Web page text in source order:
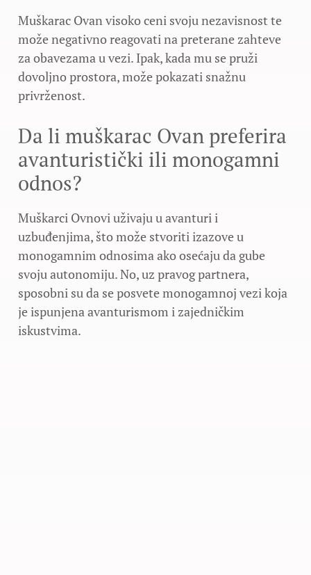
Muškarac Ovan visoko ceni svoju nezavisnost te
može negativno reagovati na preterane zahteve
za obavezama u vezi. Ipak, kada mu se pruži
dovoljno prostora, može pokazati snažnu
privrženost.
Da li muškarac Ovan preferira
avanturistički ili monogamni
odnos?
Muškarci Ovnovi uživaju u avanturi i
uzbuđenjima, što može stvoriti izazove u
monogamnim odnosima ako osećaju da gube
svoju autonomiju. No, uz pravog partnera,
sposobni su da se posvete monogamnoj vezi koja
je ispunjena avanturismom i zajedničkim
iskustvima.